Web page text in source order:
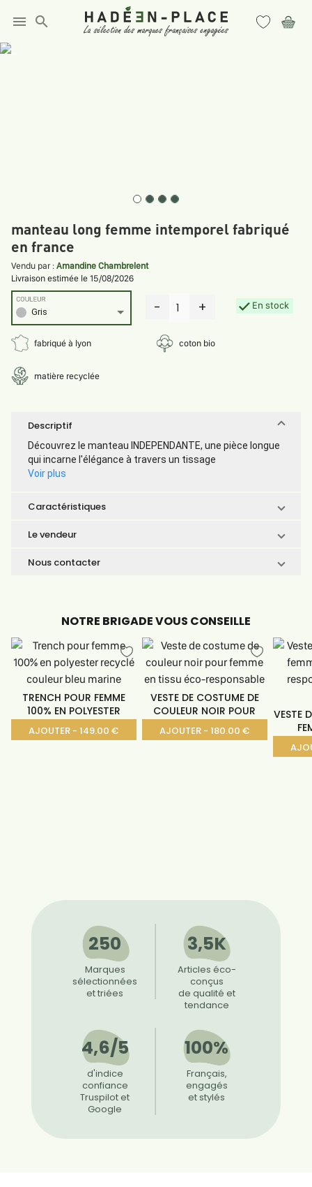
menu search
manteau long femme intemporel fabriqué
en france
Vendu par : Amandine Chambrelent
Livraison estimée le 15/08/2026
fabriqué à lyon coton bio
matière recyclée
Gris
COULEUR - 1 + En stock
Descriptif
Découvrez le manteau INDEPENDANTE, une pièce longue
qui incarne l'élégance à travers un tissage
Voir plus
Caractéristiques
Le vendeur
Nous contacter
NOTRE BRIGADE VOUS CONSEILLE
TRENCH POUR FEMME
100% EN POLYESTER
AJOUTER - 149.00 €
VESTE DE COSTUME DE
COULEUR NOIR POUR
AJOUTER - 180.00 €
VESTE
250
Marques
sélectionnées
et triées
3,5K
Articles éco-
conçus
de qualité et
tendance
4,6/5
d'indice
confiance
Truspilot et
Google
100%
Français,
engagés
et stylés